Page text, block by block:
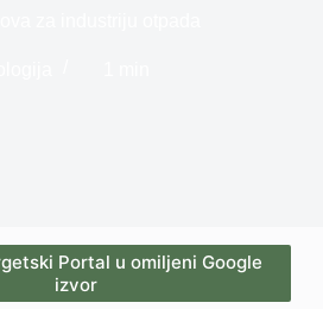
Portal u omiljeni Google
izvor